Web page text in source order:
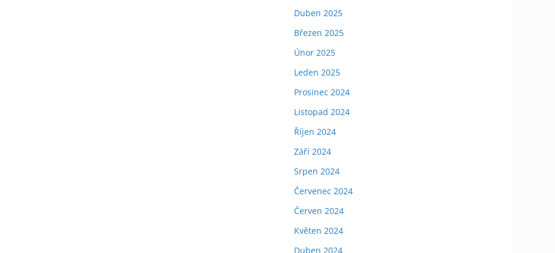
Duben 2025
Březen 2025
Únor 2025
Leden 2025
Prosinec 2024
Listopad 2024
Říjen 2024
Září 2024
Srpen 2024
Červenec 2024
Červen 2024
Květen 2024
Duben 2024